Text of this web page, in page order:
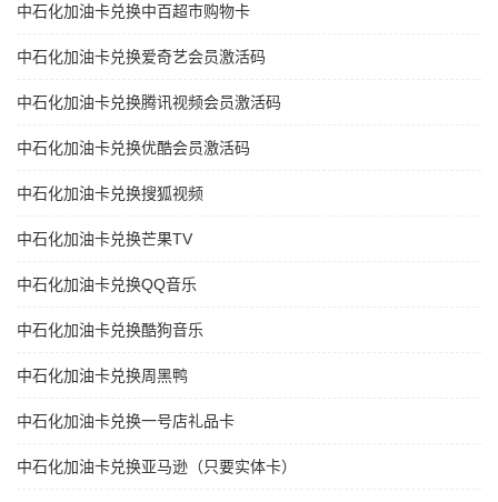
中石化加油卡兑换中百超市购物卡
中石化加油卡兑换爱奇艺会员激活码
中石化加油卡兑换腾讯视频会员激活码
中石化加油卡兑换优酷会员激活码
中石化加油卡兑换搜狐视频
中石化加油卡兑换芒果TV
中石化加油卡兑换QQ音乐
中石化加油卡兑换酷狗音乐
中石化加油卡兑换周黑鸭
中石化加油卡兑换一号店礼品卡
中石化加油卡兑换亚马逊（只要实体卡）